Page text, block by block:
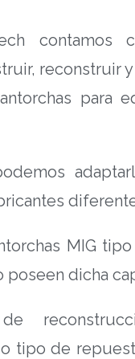
contamos
reconstruir
para
MIG
dicha
tipo de